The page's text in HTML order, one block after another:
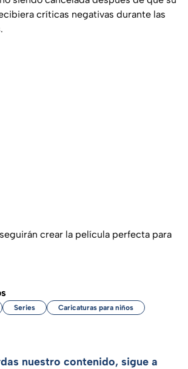
críticas negativas durante las
crear la película perfecta para
Series Caricaturas para niños
nuestro contenido, sigue a